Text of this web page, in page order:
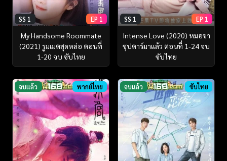
SS 1 EP 1
My Handsome Roommate
(2021) รูมเมตสุดหล่อ ตอนที่
1-20 จบ ซับไทย
SS 1 EP 1
Intense Love (2020) หมอขา
ซุปตาร์มาแล้ว ตอนที่ 1-24 จบ
ซับไทย
จบแล้ว พากย์ไทย จบแล้ว ซับไทย